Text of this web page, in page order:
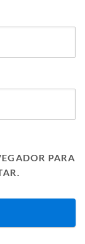
PARA